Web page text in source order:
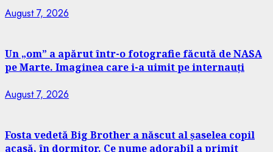
August 7, 2026
Un „om” a apărut într-o fotografie făcută de NASA
pe Marte. Imaginea care i-a uimit pe internauți
August 7, 2026
Fosta vedetă Big Brother a născut al șaselea copil
acasă, în dormitor. Ce nume adorabil a primit